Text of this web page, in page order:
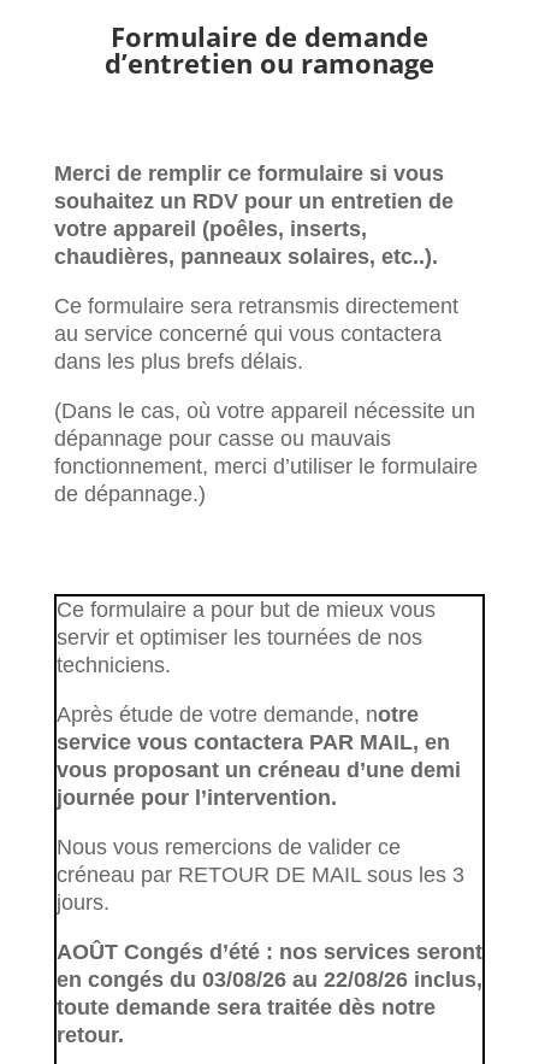
Formulaire de demande
d’entretien ou ramonage
Merci de remplir ce formulaire si vous
souhaitez un RDV pour un entretien de
votre appareil (poêles, inserts,
chaudières, panneaux solaires, etc..).
Ce formulaire sera retransmis directement
au service concerné qui vous contactera
dans les plus brefs délais.
(Dans le cas, où votre appareil nécessite un
dépannage pour casse ou mauvais
fonctionnement, merci d’utiliser le formulaire
de dépannage.)
Ce formulaire a pour but de mieux vous
servir et optimiser les tournées de nos
techniciens.
Après étude de votre demande, notre
service vous contactera PAR MAIL, en
vous proposant un créneau d’une demi
journée pour l’intervention.
Nous vous remercions de valider ce
créneau par RETOUR DE MAIL sous les 3
jours.
AOÛT Congés d’été : nos services seront
en congés du 03/08/26 au 22/08/26 inclus,
toute demande sera traitée dès notre
retour.